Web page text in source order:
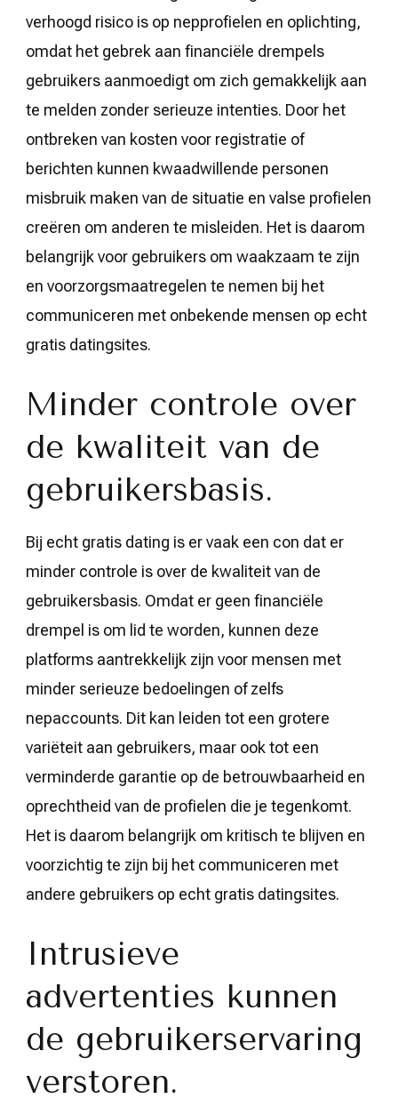
verhoogd risico is op nepprofielen en oplichting,
omdat het gebrek aan financiële drempels
gebruikers aanmoedigt om zich gemakkelijk aan
te melden zonder serieuze intenties. Door het
ontbreken van kosten voor registratie of
berichten kunnen kwaadwillende personen
misbruik maken van de situatie en valse profielen
creëren om anderen te misleiden. Het is daarom
belangrijk voor gebruikers om waakzaam te zijn
en voorzorgsmaatregelen te nemen bij het
communiceren met onbekende mensen op echt
gratis datingsites.
Minder controle over
de kwaliteit van de
gebruikersbasis.
Bij echt gratis dating is er vaak een con dat er
minder controle is over de kwaliteit van de
gebruikersbasis. Omdat er geen financiële
drempel is om lid te worden, kunnen deze
platforms aantrekkelijk zijn voor mensen met
minder serieuze bedoelingen of zelfs
nepaccounts. Dit kan leiden tot een grotere
variëteit aan gebruikers, maar ook tot een
verminderde garantie op de betrouwbaarheid en
oprechtheid van de profielen die je tegenkomt.
Het is daarom belangrijk om kritisch te blijven en
voorzichtig te zijn bij het communiceren met
andere gebruikers op echt gratis datingsites.
Intrusieve
advertenties kunnen
de gebruikerservaring
verstoren.